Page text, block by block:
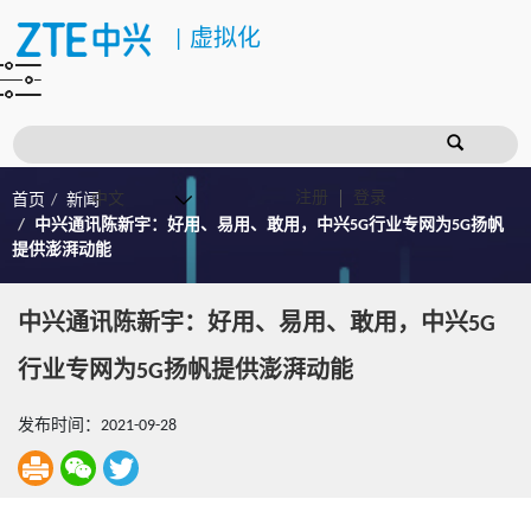
虚拟化
注册 登录
首页
新闻
中兴通讯陈新宇：好用、易用、敢用，中兴5G行业专网为5G扬帆
提供澎湃动能
中兴通讯陈新宇：好用、易用、敢用，中兴5G
行业专网为5G扬帆提供澎湃动能
发布时间：2021-09-28